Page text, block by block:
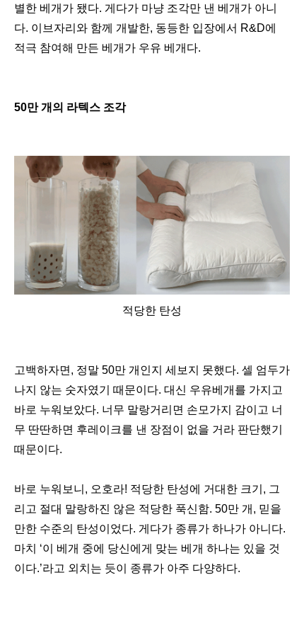
별한 베개가 됐다. 게다가 마냥 조각만 낸 베개가 아니
다. 이브자리와 함께 개발한, 동등한 입장에서 R&D에
적극 참여해 만든 베개가 우유 베개다.
50만 개의 라텍스 조각
적당한 탄성
고백하자면, 정말 50만 개인지 세보지 못했다. 셀 엄두가
나지 않는 숫자였기 때문이다. 대신 우유베개를 가지고
바로 누워보았다. 너무 말랑거리면 손모가지 감이고 너
무 딴딴하면 후레이크를 낸 장점이 없을 거라 판단했기
때문이다.
바로 누워보니, 오호라! 적당한 탄성에 거대한 크기, 그
리고 절대 말랑하진 않은 적당한 푹신함. 50만 개, 믿을
만한 수준의 탄성이었다. 게다가 종류가 하나가 아니다.
마치 ‘이 베개 중에 당신에게 맞는 베개 하나는 있을 것
이다.’라고 외치는 듯이 종류가 아주 다양하다.